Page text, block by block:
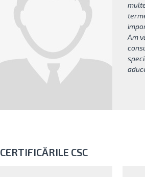
Am
CERTIFICĂRILE CSC